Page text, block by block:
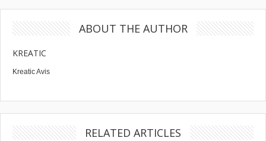
ABOUT THE AUTHOR
KREATIC
Kreatic Avis
RELATED ARTICLES